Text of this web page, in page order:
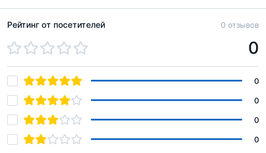
94.4 м², 3-комнатная 60 575 826 руб.
91.5 м², 3-комнатная 56 726 488 руб.
80 м², 2-комнатная 54 407 926 руб.
Рейтинг от посетителей 0 отзывов
0
0
0
0
0